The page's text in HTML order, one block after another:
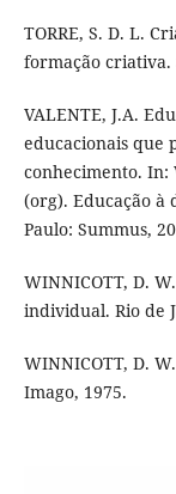
TORRE, S. D. L.
formação criativa.
VALENTE, J.A.
educacionais que
conhecimento. In:
(org). Educação à
Paulo: Summus,
WINNICOTT, D.
individual. Rio de
WINNICOTT, D.
Imago, 1975.